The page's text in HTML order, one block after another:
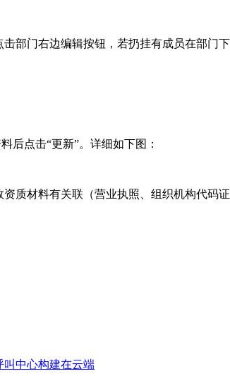
部门右边编辑按钮，若扔挂有成员在部门下
后点击“更新”。详细如下图：
质材料有关联（营业执照、组织机构代码
叫中心构建在云端